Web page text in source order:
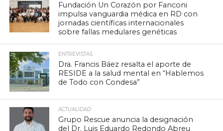
Fundación Un Corazón por Fanconi
impulsa vanguardia médica en RD con
jornadas científicas internacionales
sobre fallas medulares genéticas
ENTREVISTAS
Dra. Francis Báez resalta el aporte de
RESIDE a la salud mental en “Hablemos
de Todo con Condesa”
ACTUALIDAD
Grupo Rescue anuncia la designación
del Dr. Luis Eduardo Redondo Abreu